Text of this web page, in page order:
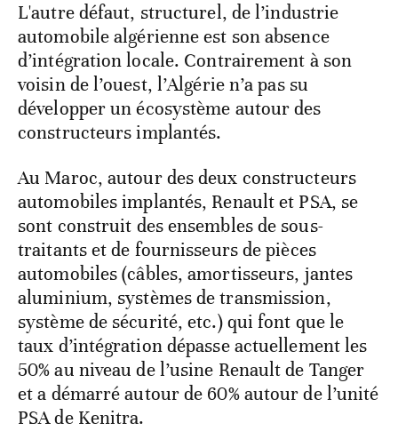
L'autre défaut, structurel, de l’industrie
automobile algérienne est son absence
d’intégration locale. Contrairement à son
voisin de l’ouest, l’Algérie n’a pas su
développer un écosystème autour des
constructeurs implantés.
Au Maroc, autour des deux constructeurs
automobiles implantés, Renault et PSA, se
sont construit des ensembles de sous-
traitants et de fournisseurs de pièces
automobiles (câbles, amortisseurs, jantes
aluminium, systèmes de transmission,
système de sécurité, etc.) qui font que le
taux d’intégration dépasse actuellement les
50% au niveau de l’usine Renault de Tanger
et a démarré autour de 60% autour de l’unité
PSA de Kenitra.